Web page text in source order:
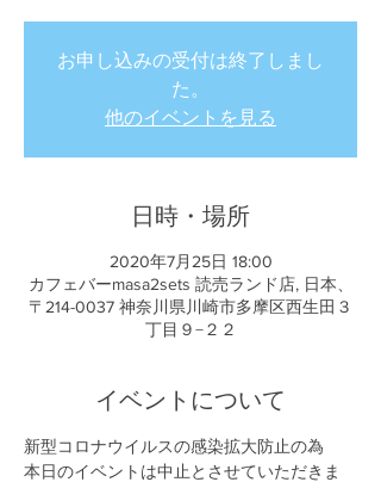
お申し込みの受付は終了しまし
た。
他のイベントを見る
日時・場所
2020年7月25日 18:00
カフェバーmasa2sets 読売ランド店, 日本、
〒214-0037 神奈川県川崎市多摩区西生田３
丁目９−２２
イベントについて
新型コロナウイルスの感染拡大防止の為
本日のイベントは中止とさせていただきま